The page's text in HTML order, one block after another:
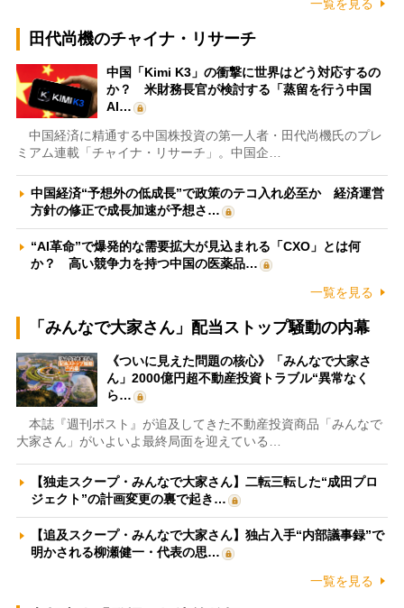
一覧を見る
田代尚機のチャイナ・リサーチ
中国「Kimi K3」の衝撃に世界はどう対応するの
か？ 米財務長官が検討する「蒸留を行う中国
AI…
中国経済に精通する中国株投資の第一人者・田代尚機氏のプレ
ミアム連載「チャイナ・リサーチ」。中国企…
中国経済“予想外の低成長”で政策のテコ入れ必至か 経済運営
方針の修正で成長加速が予想さ…
“AI革命”で爆発的な需要拡大が見込まれる「CXO」とは何
か？ 高い競争力を持つ中国の医薬品…
一覧を見る
「みんなで大家さん」配当ストップ騒動の内幕
《ついに見えた問題の核心》「みんなで大家さ
ん」2000億円超不動産投資トラブル“異常なく
ら…
本誌『週刊ポスト』が追及してきた不動産投資商品「みんなで
大家さん」がいよいよ最終局面を迎えている…
【独走スクープ・みんなで大家さん】二転三転した“成田プロ
ジェクト”の計画変更の裏で起き…
【追及スクープ・みんなで大家さん】独占入手“内部議事録”で
明かされる柳瀬健一・代表の思…
一覧を見る